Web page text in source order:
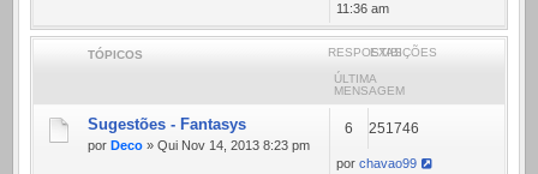
11:36 am
TÓPICOS RESPOSTASEXIBIÇÕES
ÚLTIMA
MENSAGEM
Sugestões - Fantasys
por Deco » Qui Nov 14, 2013 8:23 pm
6 251746
por chavao99